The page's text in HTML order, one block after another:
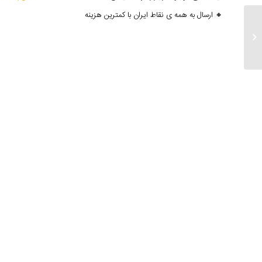
🔸 ارسال به همه ی نقاط ایران با کمترین هزینه